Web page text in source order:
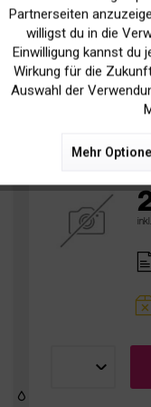
Drucker-Zubehör
Original
Marketing
Tracking
Partnerseiten
willigst du in die
Einwilligung kannst du
Wirkung für die
Auswahl der
Mehr